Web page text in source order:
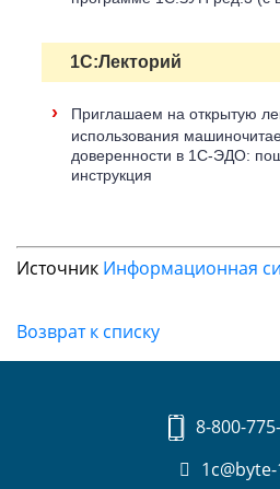
1С:Лекторий
›
Приглашаем на открытую
использования
доверенности в 1С-ЭДО:
инструкция
Источник Информационная
Возврат к списку
8-800-